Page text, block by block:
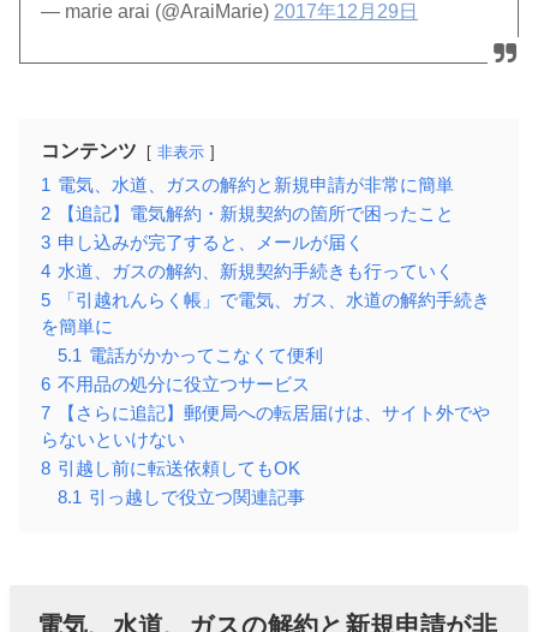
— marie arai (@AraiMarie) 2017年12月29日
コンテンツ 非表示
1 電気、水道、ガスの解約と新規申請が非常に簡単
2
【追記】電気解約・新規契約の箇所で困ったこと
3 申し込みが完了すると、メールが届く
4 水道、ガスの解約、新規契約手続きも行っていく
5
「引越れんらく帳」で電気、ガス、水道の解約手続き
を簡単に
5.1 電話がかかってこなくて便利
6 不用品の処分に役立つサービス
7
【さらに追記】郵便局への転居届けは、サイト外でや
らないといけない
8 引越し前に転送依頼してもOK
8.1 引っ越しで役立つ関連記事
電気、水道、ガスの解約と新規申請が非